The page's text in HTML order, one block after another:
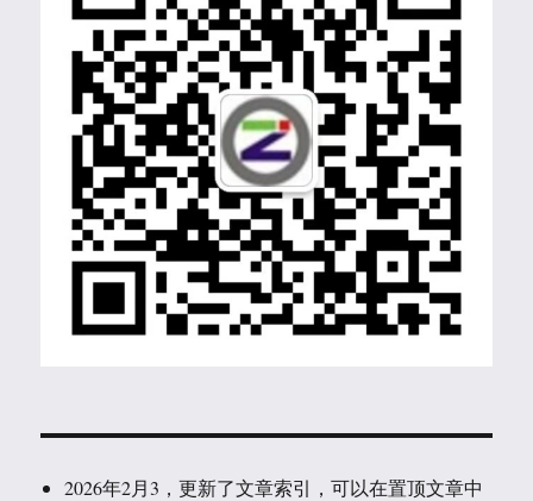
2026年2月3，更新了文章索引，可以在置顶文章中